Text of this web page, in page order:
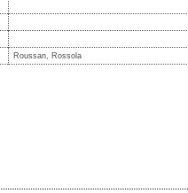
Roussan, Rossola